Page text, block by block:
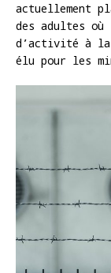
actuellement
des adultes
d’activité à
élu pour les